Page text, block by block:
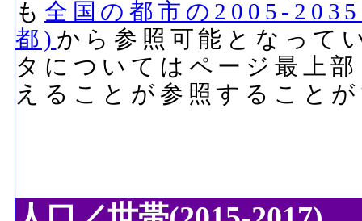
も 全国の都市の2005-
都) から参照可能となって
タについてはページ最上
えることが参照すること